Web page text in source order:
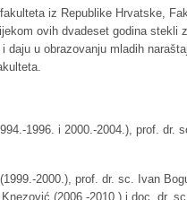
iz Republike Hrvatske,
ovih dvadeset godina stekli
u obrazovanju mladih
1996. i 2000.-2004.), prof. dr.
2000.), prof. dr. sc. Ivan
(2006.-2010.) i doc. dr.